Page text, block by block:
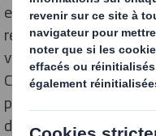
efforts notables ont
recyclage. Déjà 90 %
valorisés, notamment
C’est un enjeu
permet d’éviter le
de réduire le bilan